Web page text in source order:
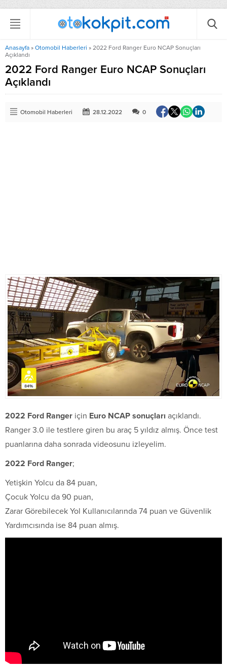
Anasayfa » Otomobil Haberleri » 2022 Ford Ranger Euro NCAP Sonuçları
Açıklandı
2022 Ford Ranger Euro NCAP Sonuçları
Açıklandı
Otomobil Haberleri 28.12.2022 0
2022 Ford Ranger için Euro NCAP sonuçları açıklandı.
Ranger 3.0 ile testlere giren bu araç 5 yıldız almış. Önce test
puanlarına daha sonrada videosunu izleyelim.
2022 Ford Ranger;
Yetişkin Yolcu da 84 puan,
Çocuk Yolcu da 90 puan,
Zarar Görebilecek Yol Kullanıcılarında 74 puan ve Güvenlik
Yardımcısında ise 84 puan almış.